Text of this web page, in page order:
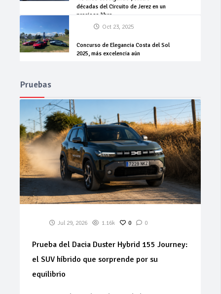
décadas del Circuito de Jerez en un
precioso libro
Oct 23, 2025
Concurso de Elegancia Costa del Sol
2025, más excelencia aún
Pruebas
Jul 29, 2026 1.16k 0 0
Prueba del Dacia Duster Hybrid 155 Journey:
el SUV híbrido que sorprende por su
equilibrio